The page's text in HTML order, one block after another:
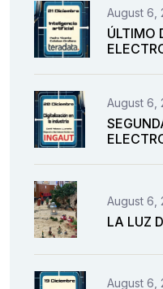
August 6,
ÚLTIMO
August 6,
August 6,
LA LUZ
August 6,